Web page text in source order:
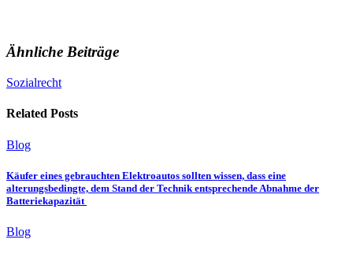
Ähnliche Beiträge
Sozialrecht
Related Posts
Blog
Käufer eines gebrauchten Elektroautos sollten wissen, dass eine
alterungsbedingte, dem Stand der Technik entsprechende Abnahme der
Batteriekapazität
Blog